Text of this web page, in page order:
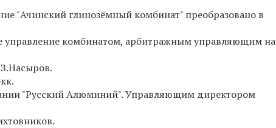
"Ачинский глинозёмный комбинат" преобразовано в
комбинатом, арбитражным управляющим на
"Русский Алюминий". Управляющим директором
А.Г. Пихтовников.